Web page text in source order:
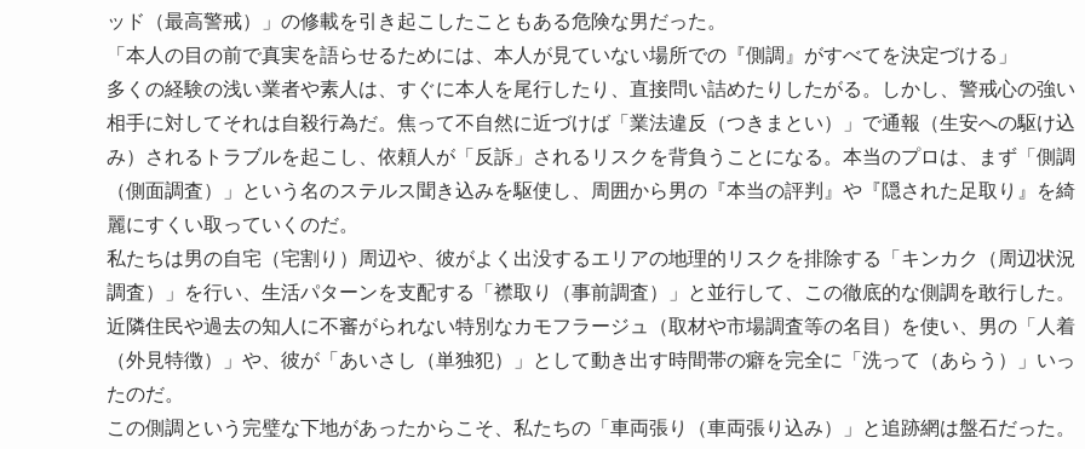
ッド（最高警戒）」の修載を引き起こしたこともある危険な男だった。
「本人の目の前で真実を語らせるためには、本人が見ていない場所での『側調』がすべてを決定づける」
多くの経験の浅い業者や素人は、すぐに本人を尾行したり、直接問い詰めたりしたがる。しかし、警戒心の強い
相手に対してそれは自殺行為だ。焦って不自然に近づけば「業法違反（つきまとい）」で通報（生安への駆け込
み）されるトラブルを起こし、依頼人が「反訴」されるリスクを背負うことになる。本当のプロは、まず「側調
（側面調査）」という名のステルス聞き込みを駆使し、周囲から男の『本当の評判』や『隠された足取り』を綺
麗にすくい取っていくのだ。
私たちは男の自宅（宅割り）周辺や、彼がよく出没するエリアの地理的リスクを排除する「キンカク（周辺状況
調査）」を行い、生活パターンを支配する「襟取り（事前調査）」と並行して、この徹底的な側調を敢行した。
近隣住民や過去の知人に不審がられない特別なカモフラージュ（取材や市場調査等の名目）を使い、男の「人着
（外見特徴）」や、彼が「あいさし（単独犯）」として動き出す時間帯の癖を完全に「洗って（あらう）」いっ
たのだ。
この側調という完璧な下地があったからこそ、私たちの「車両張り（車両張り込み）」と追跡網は盤石だった。